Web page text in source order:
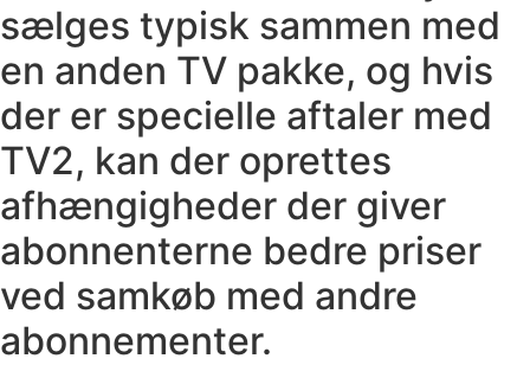
sælges typisk sammen med
en anden TV pakke, og hvis
der er specielle aftaler med
TV2, kan der oprettes
afhængigheder der giver
abonnenterne bedre priser
ved samkøb med andre
abonnementer.